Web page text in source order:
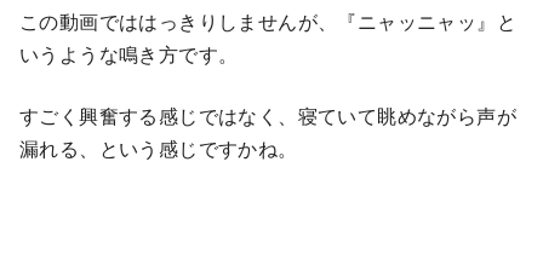
この動画でははっきりしませんが、『ニャッニャッ』と
いうような鳴き方です。
すごく興奮する感じではなく、寝ていて眺めながら声が
漏れる、という感じですかね。